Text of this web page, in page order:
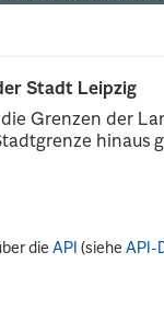
Stadt Leipzig
Grenzen der
hinaus
dieAPI (sieheAPI-